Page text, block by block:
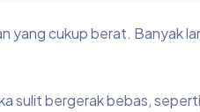
yang cukup berat. Banyak
sulit bergerak bebas,